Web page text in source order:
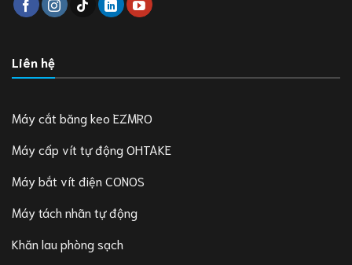
Liên hệ
Máy cắt băng keo EZMRO
Máy cấp vít tự động OHTAKE
Máy bắt vít điện CONOS
Máy tách nhãn tự động
Khăn lau phòng sạch